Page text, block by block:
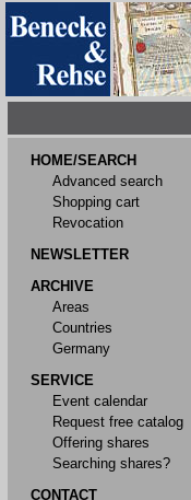
HOME/SEARCH
Advanced search
Shopping cart
Revocation
NEWSLETTER
ARCHIVE
Areas
Countries
Germany
SERVICE
Event calendar
Request free catalog
Offering shares
Searching shares?
CONTACT